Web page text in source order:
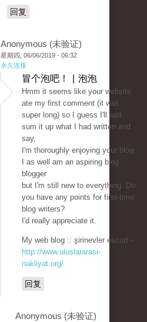
回复
Anonymous (未验证)
星期四, 06/06/2019 - 06:32
永久连接
冒个泡吧！ | 泡泡
Hmm it seems like your website
ate my first comment (it was
super long) so I guess I'll just
sum it up what I had written and
say,
I'm thoroughly enjoying your blog.
I as well am an aspiring blog
blogger
but I'm still new to everything. Do
you have any points for first-time
blog writers?
I'd really appreciate it.
My web blog :: şirinevler escort -
http://www.uluslararasi-
nakliyat.org/
回复
Anonymous (未验证)